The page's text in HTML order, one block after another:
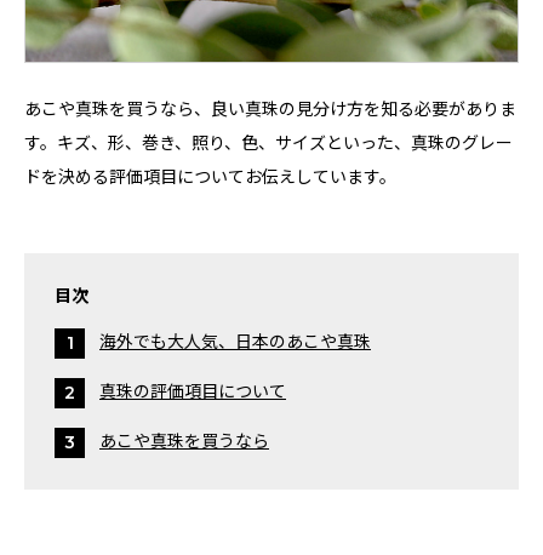
あこや真珠を買うなら、良い真珠の見分け方を知る必要がありま
す。キズ、形、巻き、照り、色、サイズといった、真珠のグレー
ドを決める評価項目についてお伝えしています。
目次
海外でも大人気、日本のあこや真珠
真珠の評価項目について
あこや真珠を買うなら